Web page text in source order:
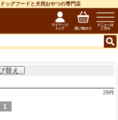
ッグフードと犬用おやつの専門店
替え
29件
1